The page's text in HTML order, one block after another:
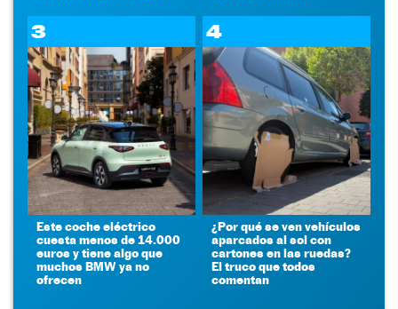
3
Este coche eléctrico
cuesta menos de 14.000
euros y tiene algo que
muchos BMW ya no
ofrecen
4
¿Por qué se ven vehículos
aparcados al sol con
cartones en las ruedas?
El truco que todos
comentan